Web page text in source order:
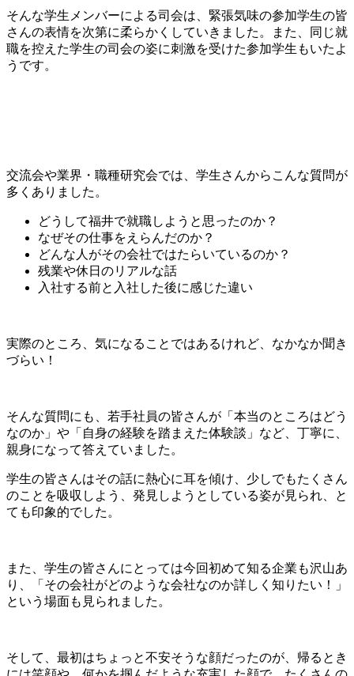
そんな学生メンバーによる司会は、緊張気味の参加学生の皆
さんの表情を次第に柔らかくしていきました。また、同じ就
職を控えた学生の司会の姿に刺激を受けた参加学生もいたよ
うです。
交流会や業界・職種研究会では、学生さんからこんな質問が
多くありました。
どうして福井で就職しようと思ったのか？
なぜその仕事をえらんだのか？
どんな人がその会社ではたらいているのか？
残業や休日のリアルな話
入社する前と入社した後に感じた違い
実際のところ、気になることではあるけれど、なかなか聞き
づらい！
そんな質問にも、若手社員の皆さんが「本当のところはどう
なのか」や「自身の経験を踏まえた体験談」など、丁寧に、
親身になって答えていました。
学生の皆さんはその話に熱心に耳を傾け、少しでもたくさん
のことを吸収しよう、発見しようとしている姿が見られ、と
ても印象的でした。
また、学生の皆さんにとっては今回初めて知る企業も沢山あ
り、「その会社がどのような会社なのか詳しく知りたい！」
という場面も見られました。
そして、最初はちょっと不安そうな顔だったのが、帰るとき